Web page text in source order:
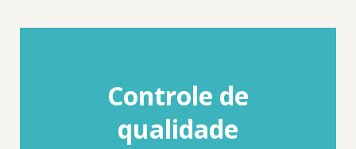
Controle de
qualidade